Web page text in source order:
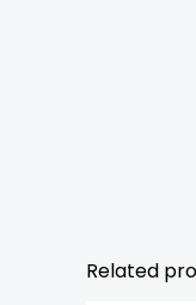
Related